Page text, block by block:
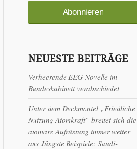
NEUESTE BEITRÄGE
Verheerende EEG-Novelle im
Bundeskabinett verabschiedet
Unter dem Deckmantel „Friedliche
Nutzung Atomkraft“ breitet sich die
atomare Aufrüstung immer weiter
aus Jüngste Beispiele: Saudi-